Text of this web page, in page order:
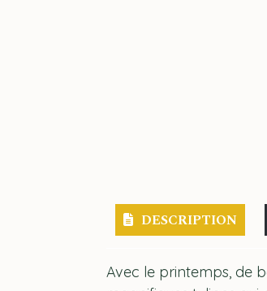
DESCRIPTION
Avec le printemps, de